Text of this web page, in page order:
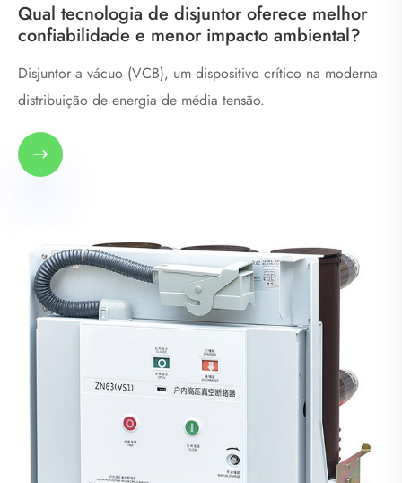
Qual tecnologia de disjuntor oferece melhor
confiabilidade e menor impacto ambiental?
Disjuntor a vácuo (VCB), um dispositivo crítico na moderna
distribuição de energia de média tensão.
